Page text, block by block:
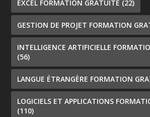
EXCEL FORMATION GRATUITE (22)
GESTION DE PROJET FORMATION
INTELLIGENCE ARTIFICIELLE
(56)
LANGUE ÉTRANGÈRE FORMATION
LOGICIELS ET APPLICATIONS
(110)